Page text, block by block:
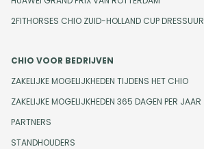
2FITHORSES CHIO ZUID-HOLLAND CUP DRESSUUR
CHIO VOOR BEDRIJVEN
ZAKELIJKE MOGELIJKHEDEN TIJDENS HET CHIO
ZAKELIJKE MOGELIJKHEDEN 365 DAGEN PER JAAR
PARTNERS
STANDHOUDERS